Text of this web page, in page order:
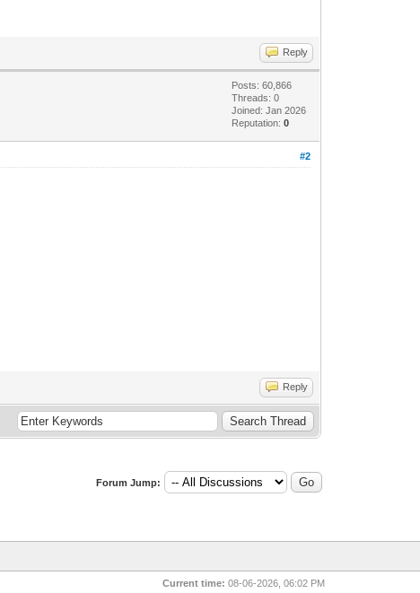
Reply
Posts: 60,866
Threads: 0
Joined: Jan 2026
Reputation:0
#2
Reply
Forum Jump:
Current time: 08-06-2026, 06:02 PM